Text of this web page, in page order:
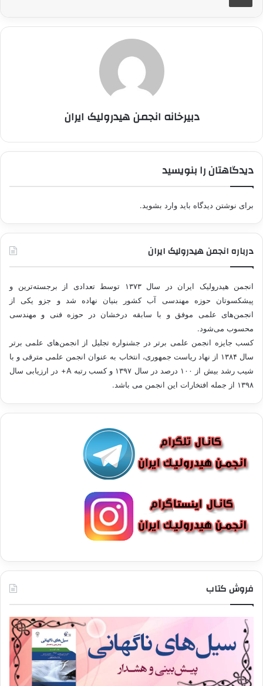
دبیرخانه انجمن هیدرولیک ایران
دیدگاهتان را بنویسید
برای نوشتن دیدگاه باید وارد بشوید.
درباره انجمن هیدرولیک ایران
انجمن هیدرولیک ایران در سال ۱۳۷۳ توسط تعدادی از برجسته‌ترین و
پیشکسوتان حوزه مهندسی آب کشور بنیان نهاده شد و جزو یکی از
انجمن‌های علمی موفق و با سابقه درخشان در حوزه فنی و مهندسی
محسوب می‌شود.
کسب جایزه انجمن علمی برتر در جشنواره تجلیل از انجمن‌های علمی برتر
سال ۱۳۸۴ از نهاد ریاست جمهوری، انتخاب به عنوان انجمن علمی مترقی و با
شيب رشد بيش از ۱۰۰ درصد در سال ۱۳۹۷ و کسب رتبه A+ در ارزیابی سال
۱۳۹۸ از جمله افتخارات این انجمن می باشد.
فروش کتاب